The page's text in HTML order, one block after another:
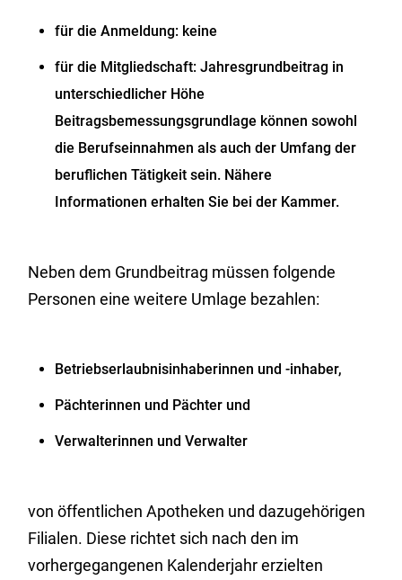
für die Anmeldung: keine
für die Mitgliedschaft: Jahresgrundbeitrag in
unterschiedlicher Höhe
Beitragsbemessungsgrundlage können sowohl
die Berufseinnahmen als auch der Umfang der
beruflichen Tätigkeit sein. Nähere
Informationen erhalten Sie bei der Kammer.
Neben dem Grundbeitrag müssen folgende
Personen eine weitere Umlage bezahlen:
Betriebserlaubnisinhaberinnen und -inhaber,
Pächterinnen und Pächter und
Verwalterinnen und Verwalter
von öffentlichen Apotheken und dazugehörigen
Filialen. Diese richtet sich nach den im
vorhergegangenen Kalenderjahr erzielten